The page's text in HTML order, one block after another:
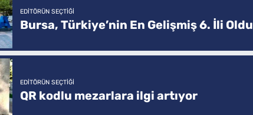
EDITÖRÜN SEÇTIĞI
Bursa, Türkiye’nin En Gelişmiş 6. İli Oldu
EDITÖRÜN SEÇTIĞI
QR kodlu mezarlara ilgi artıyor